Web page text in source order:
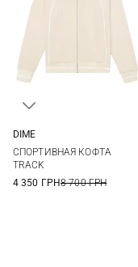
DIME
СПОРТИВНАЯ КОФТА
TRACK
4 350 ГРН8 700 ГРН